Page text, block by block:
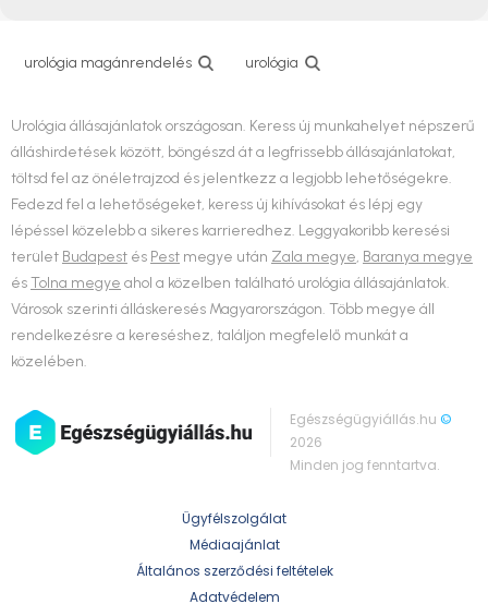
urológia magánrendelés urológia
Urológia állásajánlatok országosan. Keress új munkahelyet népszerű
álláshirdetések között, böngészd át a legfrissebb állásajánlatokat,
töltsd fel az önéletrajzod és jelentkezz a legjobb lehetőségekre.
Fedezd fel a lehetőségeket, keress új kihívásokat és lépj egy
lépéssel közelebb a sikeres karrieredhez. Leggyakoribb keresési
terület Budapest és Pest megye után Zala megye, Baranya megye
ésTolna megye ahol a közelben található urológia állásajánlatok.
Városok szerinti álláskeresés Magyarországon. Több megye áll
rendelkezésre a kereséshez, találjon megfelelő munkát a
közelében.
Egészségügyiállás.hu©
2026
Minden jog fenntartva.
Ügyfélszolgálat
Médiaajánlat
Általános szerződési feltételek
Adatvédelem